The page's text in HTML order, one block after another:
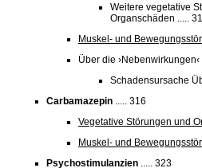
Weitere vegetative
Organschäden .....
Muskel- und
Über die ›Nebenwirkungen‹
Schadensursache
Carbamazepin ..... 316
Vegetative Störungen und
Muskel- und
Psychostimulanzien ..... 323